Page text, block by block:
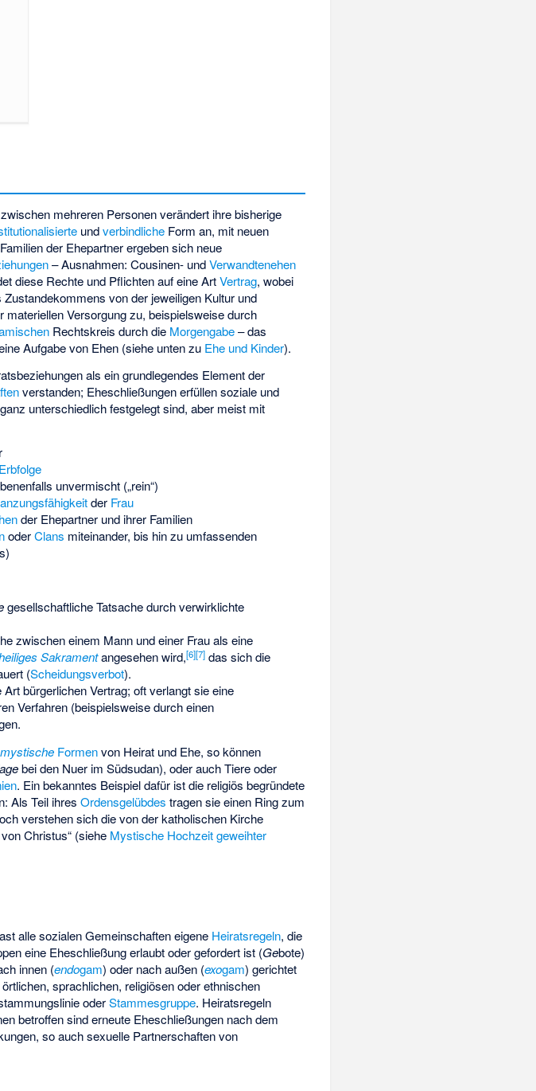
mehreren Personen verändert ihre bisherige
undverbindliche Form an, mit neuen
der Ehepartner ergeben sich neue
– Ausnahmen: Cousinen- undVerwandtenehen
diese Rechte und Pflichten auf eine ArtVertrag, wobei
von der jeweiligen Kultur und
Versorgung zu, beispielsweise durch
Rechtskreis durch die Morgengabe– das
Aufgabe von Ehen (siehe unten zu Ehe und Kinder).
als ein grundlegendes Element der
verstanden; Eheschließungen erfüllen soziale und
unterschiedlich festgelegt sind, aber meist mit
Erbfolge
unvermischt („rein“)
der Frau
der Ehepartner und ihrer Familien
oderClans miteinander, bis hin zu umfassenden
gesellschaftliche Tatsache durch verwirklichte
zwischen einem Mann und einer Frau als eine
Sakramentangesehen wird,[6][7]das sich die
(Scheidungsverbot).
bürgerlichen Vertrag; oft verlangt sie eine
Verfahren (beispielsweise durch einen
mystische Formenvon Heirat und Ehe, so können
bei den Nuer im Südsudan), oder auch Tiere oder
. Ein bekanntes Beispiel dafür ist die religiös begründete
Als Teil ihresOrdensgelübdes tragen sie einen Ring zum
verstehen sich die von der katholischen Kirche
Christus“ (siehe Mystische Hochzeit geweihter
alle sozialen Gemeinschaften eigene Heiratsregeln, die
eine Eheschließung erlaubt oder gefordert ist (Gebote)
innen (endogam) oder nach außen (exogam) gerichtet
sprachlichen, religiösen oder ethnischen
oderStammesgruppe. Heiratsregeln
betroffen sind erneute Eheschließungen nach dem
so auch sexuelle Partnerschaften von